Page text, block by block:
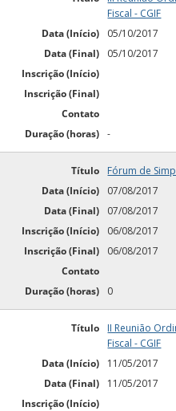
Fiscal - CGIF
Data (Início)
05/10/2017
Data (Final)
05/10/2017
Inscrição (Início)
Inscrição (Final)
Contato
Duração (horas)
-
Título
Fórum de
Data (Início)
07/08/2017
Data (Final)
07/08/2017
Inscrição (Início)
06/08/2017
Inscrição (Final)
06/08/2017
Contato
Duração (horas)
0
Título
II Reunião
Fiscal - CGIF
Data (Início)
11/05/2017
Data (Final)
11/05/2017
Inscrição (Início)